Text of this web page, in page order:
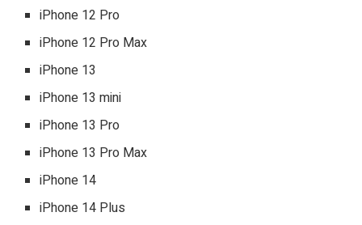
iPhone 12 Pro
iPhone 12 Pro Max
iPhone 13
iPhone 13 mini
iPhone 13 Pro
iPhone 13 Pro Max
iPhone 14
iPhone 14 Plus